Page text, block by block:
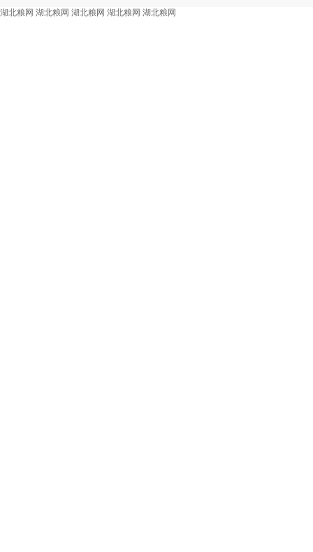
湖北粮网 湖北粮网 湖北粮网 湖北粮网 湖北粮网